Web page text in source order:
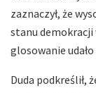
zaznaczył, że
stanu demokracji
glosowanie
Duda podkreślił,